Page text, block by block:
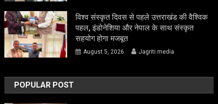
विश्व संस्कृत दिवस से पहले उत्तराखंड की वैश्विक
पहल, इंडोनेशिया और नेपाल के साथ संस्कृत
सहयोग होगा मजबूत
August 5, 2026 Jagriti media
POPULAR POST